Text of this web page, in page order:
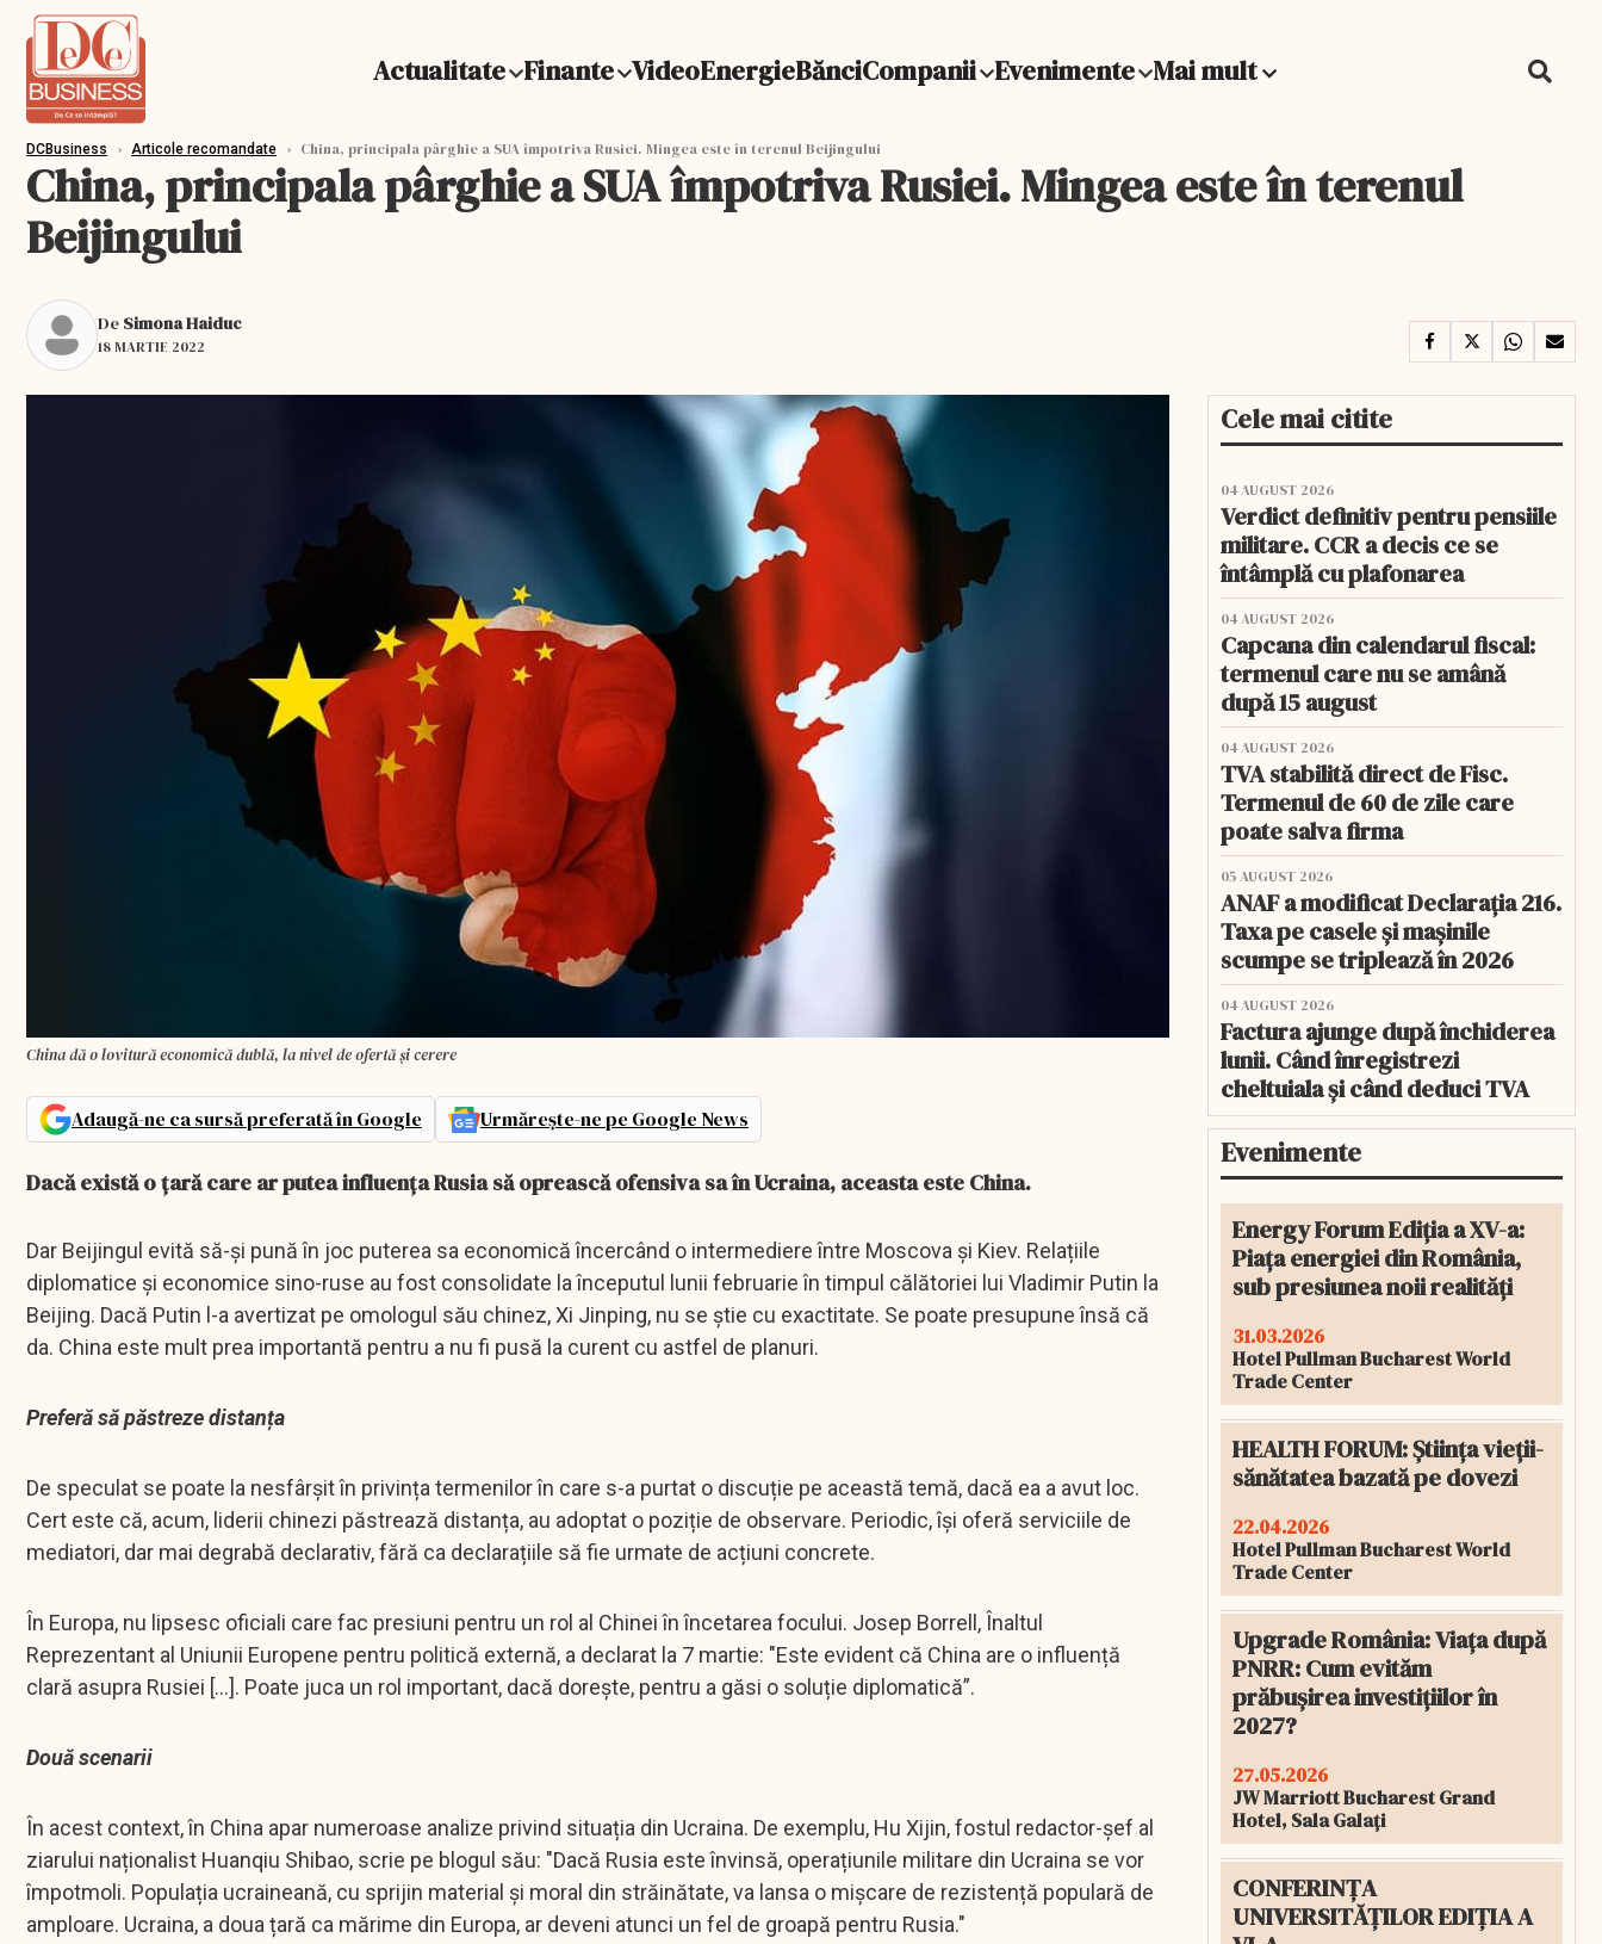
Actualitate Finante VideoEnergieBănciCompanii Evenimente Mai mult
DCBusiness › Articole recomandate › China, principala pârghie a SUA împotriva Rusiei. Mingea este în terenul Beijingului
China, principala pârghie a SUA împotriva Rusiei. Mingea este în terenul
Beijingului
De Simona Haiduc
18 MARTIE 2022
China dă o lovitură economică dublă, la nivel de ofertă şi cerere
Adaugă-ne ca sursă preferată în Google Urmărește-ne pe Google News
Dacă există o țară care ar putea influența Rusia să oprească ofensiva sa în Ucraina, aceasta este China.
Dar Beijingul evită să-și pună în joc puterea sa economică încercând o intermediere între Moscova și Kiev. Relațiile
diplomatice și economice sino-ruse au fost consolidate la începutul lunii februarie în timpul călătoriei lui Vladimir Putin la
Beijing. Dacă Putin l-a avertizat pe omologul său chinez, Xi Jinping, nu se știe cu exactitate. Se poate presupune însă că
da. China este mult prea importantă pentru a nu fi pusă la curent cu astfel de planuri.
Preferă să păstreze distanța
De speculat se poate la nesfârșit în privința termenilor în care s-a purtat o discuție pe această temă, dacă ea a avut loc.
Cert este că, acum, liderii chinezi păstrează distanța, au adoptat o poziție de observare. Periodic, își oferă serviciile de
mediatori, dar mai degrabă declarativ, fără ca declarațiile să fie urmate de acțiuni concrete.
În Europa, nu lipsesc oficiali care fac presiuni pentru un rol al Chinei în încetarea focului. Josep Borrell, Înaltul
Reprezentant al Uniunii Europene pentru politică externă, a declarat la 7 martie: "Este evident că China are o influență
clară asupra Rusiei [...]. Poate juca un rol important, dacă dorește, pentru a găsi o soluție diplomatică”.
Două scenarii
În acest context, în China apar numeroase analize privind situația din Ucraina. De exemplu, Hu Xijin, fostul redactor-șef al
ziarului naționalist Huanqiu Shibao, scrie pe blogul său: "Dacă Rusia este învinsă, operațiunile militare din Ucraina se vor
împotmoli. Populația ucraineană, cu sprijin material și moral din străinătate, va lansa o mișcare de rezistență populară de
amploare. Ucraina, a doua țară ca mărime din Europa, ar deveni atunci un fel de groapă pentru Rusia."
Cele mai citite
04 AUGUST 2026
Verdict definitiv pentru pensiile
militare. CCR a decis ce se
întâmplă cu plafonarea
04 AUGUST 2026
Capcana din calendarul fiscal:
termenul care nu se amână
după 15 august
04 AUGUST 2026
TVA stabilită direct de Fisc.
Termenul de 60 de zile care
poate salva firma
05 AUGUST 2026
ANAF a modificat Declarația 216.
Taxa pe casele și mașinile
scumpe se triplează în 2026
04 AUGUST 2026
Factura ajunge după închiderea
lunii. Când înregistrezi
cheltuiala și când deduci TVA
Evenimente
Energy Forum Ediția a XV-a:
Piața energiei din România,
sub presiunea noii realități
31.03.2026
Hotel Pullman Bucharest World
Trade Center
HEALTH FORUM: Știința vieții-
sănătatea bazată pe dovezi
22.04.2026
Hotel Pullman Bucharest World
Trade Center
Upgrade România: Viața după
PNRR: Cum evităm
prăbușirea investițiilor în
2027?
27.05.2026
JW Marriott Bucharest Grand
Hotel, Sala Galați
CONFERINȚA
UNIVERSITĂȚILOR EDIȚIA A